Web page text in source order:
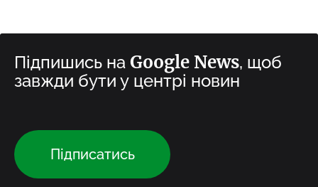
Підпишись на Google News, щоб
завжди бути у центрі новин
Підписатись